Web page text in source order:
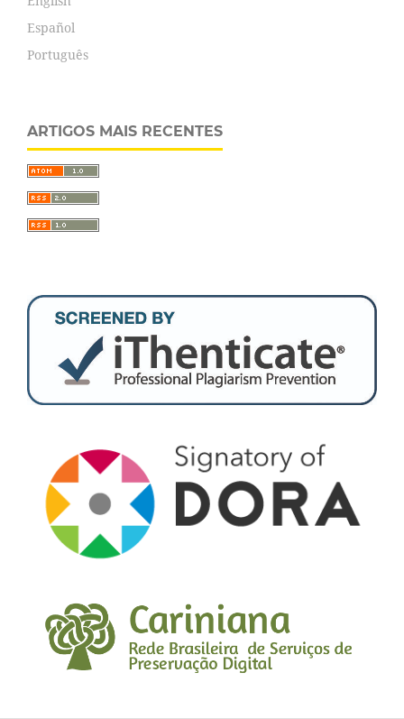
Español
Português
ARTIGOS MAIS RECENTES